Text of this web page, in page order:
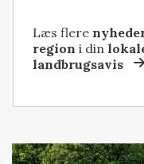
Læs flere
region i din
landbrugsavis